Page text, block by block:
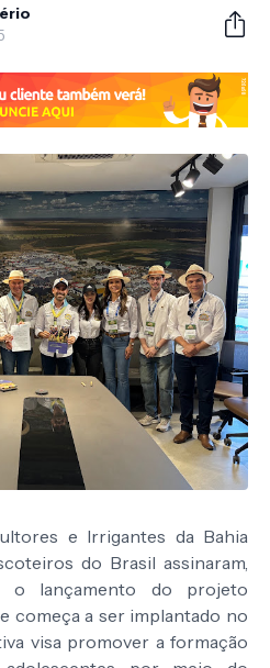
e Irrigantes da Bahia
do Brasil assinaram,
o lançamento do projeto
começa a ser implantado no
visa promover a formação